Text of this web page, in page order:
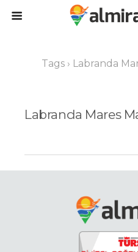
Tags › Labranda
Labranda Mares